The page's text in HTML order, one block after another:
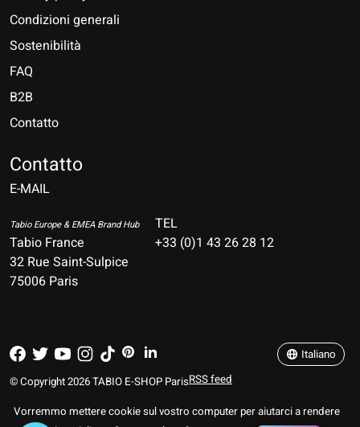
Condizioni generali
Sostenibilità
FAQ
B2B
Contatto
Contatto
E-MAIL
Tabio Europe & EMEA Brand Hub
Tabio France
32 Rue Saint-Sulpice
75006 Paris
TEL
+33 (0)1 43 26 28 12
© Copyright 2026 TABIO E-SHOP ParisRSS feed
Italiano
Vorremmo mettere cookie sul vostro computer per aiutarci a rendere